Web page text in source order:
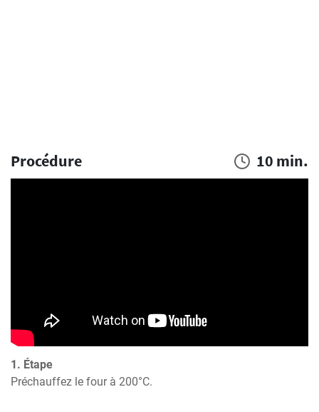
Procédure 10 min.
1. Étape
Préchauffez le four à 200°C.